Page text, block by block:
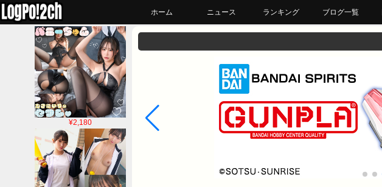
ホーム ニュース ランキング ブログ一覧
¥2,180